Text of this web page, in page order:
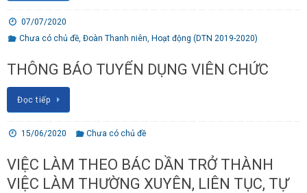
07/07/2020
Chưa có chủ đề, Đoàn Thanh niên, Hoạt động (DTN 2019-2020)
THÔNG BÁO TUYỂN DỤNG VIÊN CHỨC
Đọc tiếp
15/06/2020 Chưa có chủ đề
VIỆC LÀM THEO BÁC DẦN TRỞ THÀNH
VIỆC LÀM THƯỜNG XUYÊN, LIÊN TỤC, TỰ